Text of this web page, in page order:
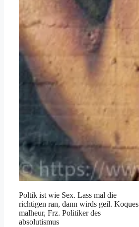
Poltik ist wie Sex. Lass mal die
richtigen ran, dann wirds geil. Koques
malheur, Frz. Politiker des
absolutismus